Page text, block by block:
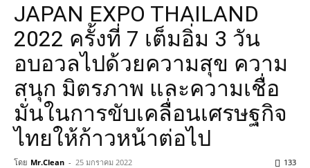
JAPAN EXPO THAILAND
2022 ครั้งที่ 7 เต็มอิ่ม 3 วัน
อบอวลไปด้วยความสุข ความ
สนุก มิตรภาพ และความเชื่อ
มั่นในการขับเคลื่อนเศรษฐกิจ
ไทยให้ก้าวหน้าต่อไป
โดย Mr.Clean - 25 มกราคม 2022 133